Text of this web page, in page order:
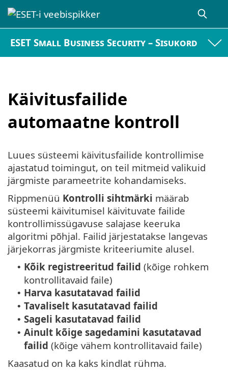
ESET Small Business Security – Sisukord
Käivitusfailide
automaatne kontroll
Luues süsteemi käivitusfailide kontrollimise
ajastatud toimingut, on teil mitmeid valikuid
järgmiste parameetrite kohandamiseks.
Rippmenüü Kontrolli sihtmärki määrab
süsteemi käivitumisel käivituvate failide
kontrollimissügavuse salajase keeruka
algoritmi põhjal. Failid järjestatakse langevas
järjekorras järgmiste kriteeriumite alusel.
• Kõik registreeritud failid (kõige rohkem
kontrollitavaid faile)
• Harva kasutatavad failid
• Tavaliselt kasutatavad failid
• Sageli kasutatavad failid
• Ainult kõige sagedamini kasutatavad
failid (kõige vähem kontrollitavaid faile)
Kaasatud on ka kaks kindlat rühma.